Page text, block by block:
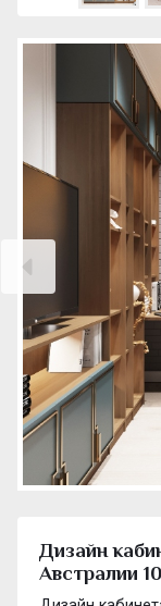
Дизайн
Австралии